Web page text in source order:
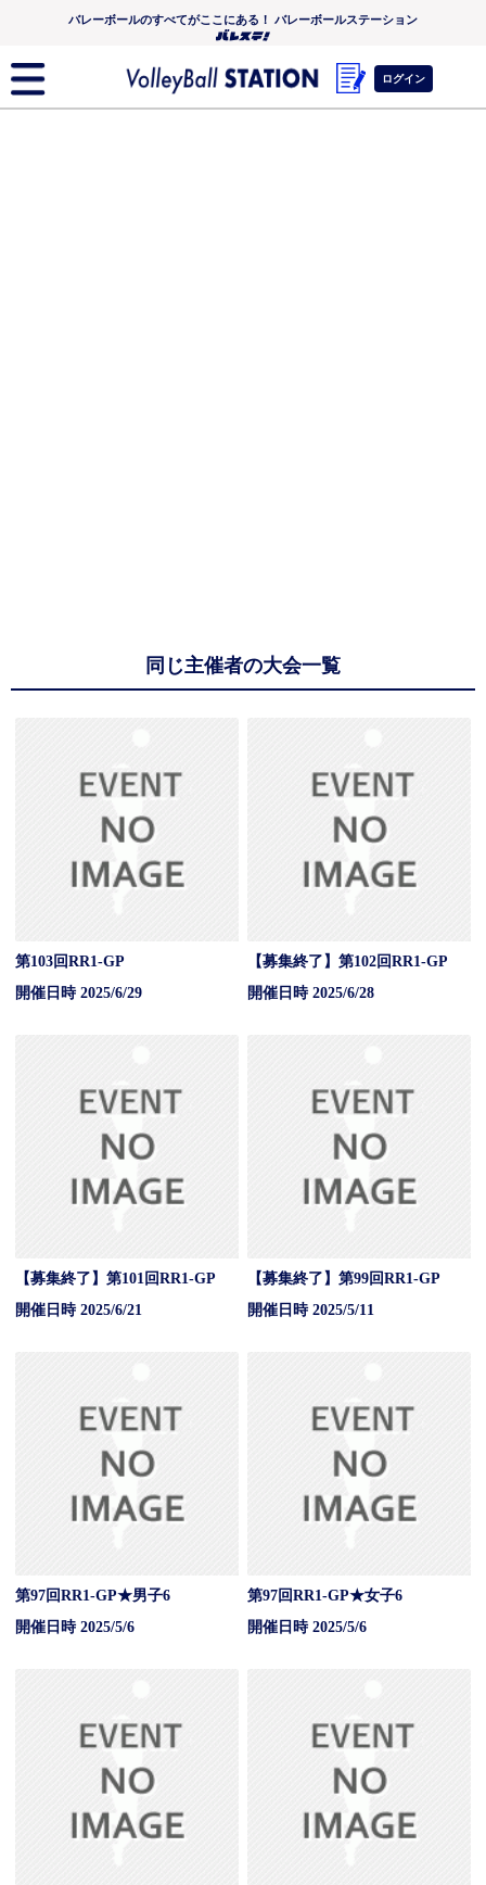
バレーボールのすべてがここにある！ バレーボールステーション
ログイン
同じ主催者の大会一覧
第103回RR1-GP
開催日時 2025/6/29
【募集終了】第102回RR1-GP
開催日時 2025/6/28
【募集終了】第101回RR1-GP
開催日時 2025/6/21
【募集終了】第99回RR1-GP
開催日時 2025/5/11
第97回RR1-GP★男子6
開催日時 2025/5/6
第97回RR1-GP★女子6
開催日時 2025/5/6